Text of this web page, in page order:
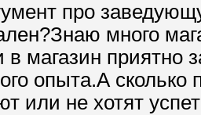
про
много
магазин приятно
опыта.А
или не хотят